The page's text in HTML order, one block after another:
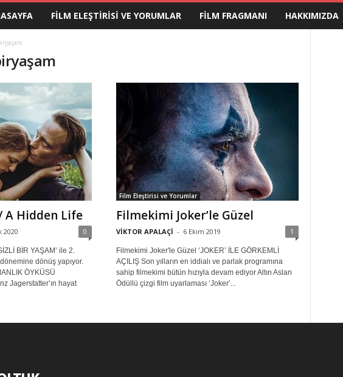
FILM ELEŞTIRISI VE YORUMLAR FILM FRAGMANI HAKKIMIZDA
A Hidden Life
2020 0
BİR YAŞAM’ ile 2.
dönüş yapıyor.
ÖYKÜSÜ
Jagerstatter’ın hayat
Film Eleştirisi ve Yorumlar
Filmekimi Joker’le Güzel
VİKTOR APALAÇİ - 6 Ekim 2019 1
Filmekimi Joker'le Güzel ‘JOKER’ İLE GÖRKEMLİ
AÇILIŞ Son yılların en iddialı ve parlak programına
sahip filmekimi bütün hızıyla devam ediyor Altın Aslan
Ödüllü çizgi film uyarlaması ‘Joker’...